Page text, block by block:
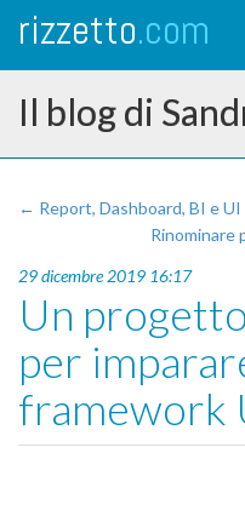
rizzetto.com
Il blog di
← Report, Dashboard, BI e
Rinominare
29 dicembre 2019 16:17
Un
per
framework